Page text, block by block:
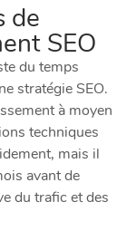
de
SEO
du temps
stratégie SEO.
à moyen
techniques
mais il
avant de
du trafic et des